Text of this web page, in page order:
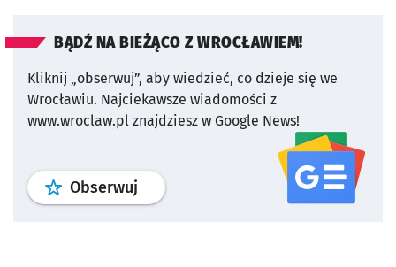
BĄDŹ NA BIEŻĄCO Z WROCŁAWIEM!
Kliknij „obserwuj”, aby wiedzieć, co dzieje się we
Wrocławiu. Najciekawsze wiadomości z
www.wroclaw.pl znajdziesz w Google News!
Obserwuj profil serwisu